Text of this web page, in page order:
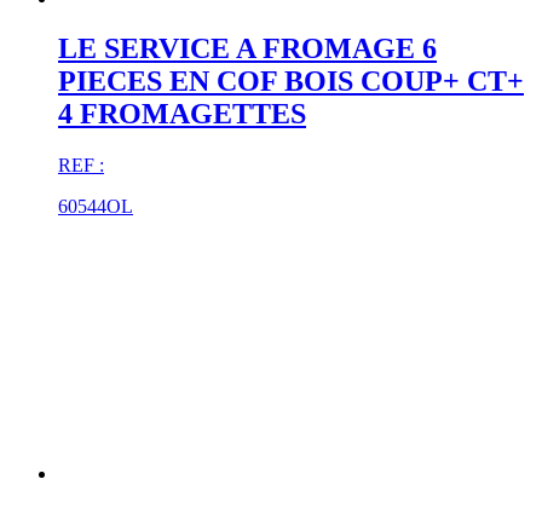
LE SERVICE A FROMAGE 6
PIECES EN COF BOIS COUP+ CT+
4 FROMAGETTES
REF :
60544OL